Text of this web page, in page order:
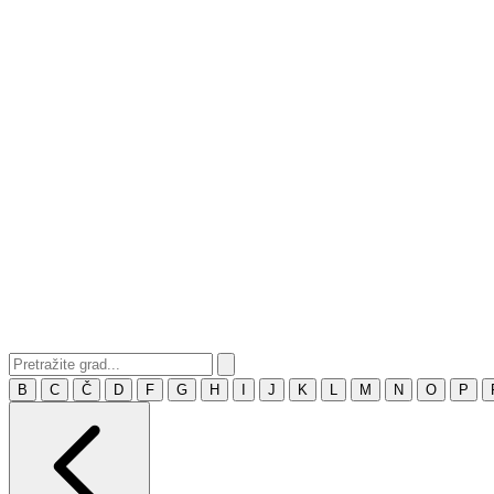
B C Č D F G H J K M N O P